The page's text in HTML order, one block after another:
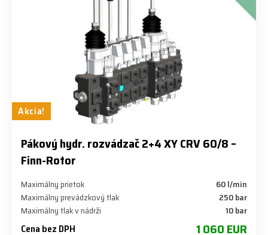
Akcia!
​Pákový hydr. rozvádzač 2+4 XY CRV 60/8 –
Finn-Rotor
Maximálny prietok
60 l/min
Maximálny prevádzkový tlak
250 bar
Maximálny tlak v nádrži
10 bar
Cena bez DPH 1 060 EUR